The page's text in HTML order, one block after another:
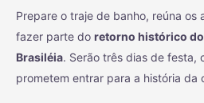
Prepare o traje de banho, reúna os
fazer parte do retorno histórico do
Brasiléia. Serão três dias de festa,
prometem entrar para a história da